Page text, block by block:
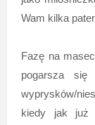
Wam kilka
Fazę na
pogarsza
wyprysków/
kiedy jak już